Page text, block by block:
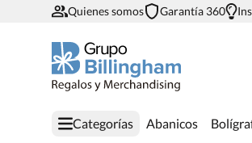
Quienes somos Garantía 360
Categorías Abanicos